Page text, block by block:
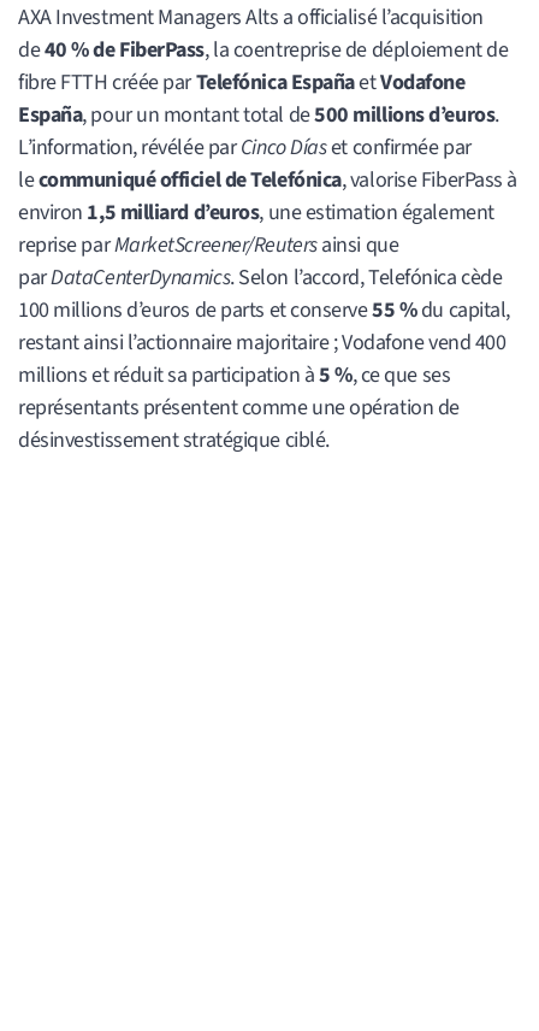
AXA Investment Managers Alts a officialisé l’acquisition
de40 % de FiberPass, la coentreprise de déploiement de
fibre FTTH créée parTelefónica EspañaetVodafone
España, pour un montant total de500 millions d’euros.
L’information, révélée parCinco Díaset confirmée par
lecommuniqué officiel de Telefónica, valorise FiberPass à
environ 1,5 milliard d’euros, une estimation également
reprise parMarketScreener/Reutersainsi que
parDataCenterDynamics. Selon l’accord, Telefónica cède
100 millions d’euros de parts et conserve55 %du capital,
restant ainsi l’actionnaire majoritaire ; Vodafone vend 400
millions et réduit sa participation à5 %, ce que ses
représentants présentent comme une opération de
désinvestissement stratégique ciblé.